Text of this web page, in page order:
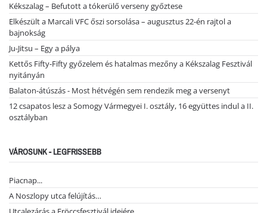
Kékszalag – Befutott a tókerülő verseny győztese
Elkészült a Marcali VFC őszi sorsolása – augusztus 22-én rajtol a
bajnokság
Ju-Jitsu – Egy a pálya
Kettős Fifty-Fifty győzelem és hatalmas mezőny a Kékszalag Fesztivál
nyitányán
Balaton-átúszás - Most hétvégén sem rendezik meg a versenyt
12 csapatos lesz a Somogy Vármegyei I. osztály, 16 együttes indul a II.
osztályban
VÁROSUNK - LEGFRISSEBB
Piacnap...
A Noszlopy utca felújítás…